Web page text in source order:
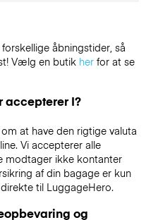
åbningstider, så
Vælg en butik herfor at se
accepterer I?
at have den rigtige valuta
Vi accepterer alle
modtager ikke kontanter
af din bagage er kun
til LuggageHero.
og